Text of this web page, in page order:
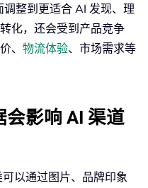
整到更适合 AI 发现、理
化，还会受到产品竞争
、 物流体验、市场需求等
影响 AI 渠道
以通过图片、品牌印象